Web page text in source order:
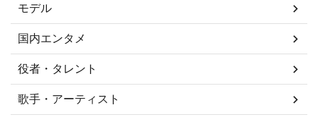
モデル
国内エンタメ
役者・タレント
歌手・アーティスト